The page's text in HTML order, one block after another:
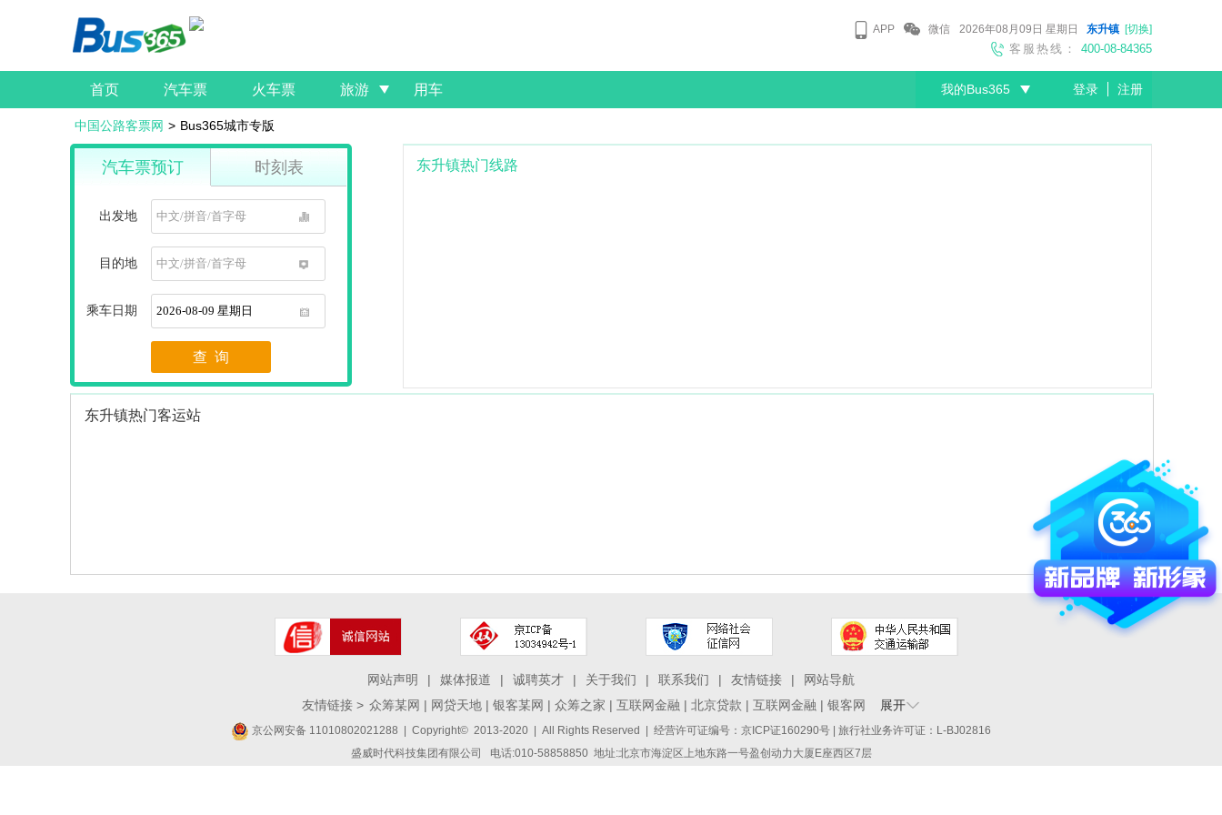
APP 微信 2026年08月09日 星期日 东升镇 [切换]
客服热线： 400-08-84365
首页 汽车票 火车票 旅游 用车 我的Bus365 登录 注册
中国公路客票网 > Bus365城市专版
汽车票预订 时刻表
出发地
目的地
1
乘车日期
1
查 询
东升镇热门线路
东升镇热门客运站
网站声明 | 媒体报道 | 诚聘英才 | 关于我们 | 联系我们 | 友情链接 |
网站导航
友情链接 > 众筹某网 | 网贷天地 | 银客某网 | 众筹之家 | 互联网金融 | 北京贷款 | 互联网金融 | 银客网 展开
京公网安备 11010802021288 | Copyright© 2013-2020 | All Rights Reserved | 经营许可证编号：京ICP证160290号 | 旅行社业务许可证：L-BJ02816
盛威时代科技集团有限公司 电话:010-58858850 地址:北京市海淀区上地东路一号盈创动力大厦E座西区7层